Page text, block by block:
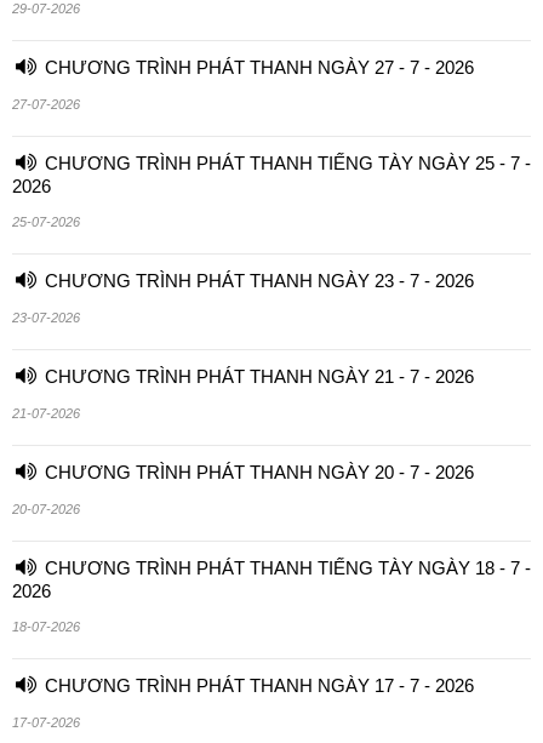
29-07-2026
CHƯƠNG TRÌNH PHÁT THANH NGÀY 27 - 7 - 2026
27-07-2026
CHƯƠNG TRÌNH PHÁT THANH TIẾNG TÀY NGÀY 25 - 7 -
2026
25-07-2026
CHƯƠNG TRÌNH PHÁT THANH NGÀY 23 - 7 - 2026
23-07-2026
CHƯƠNG TRÌNH PHÁT THANH NGÀY 21 - 7 - 2026
21-07-2026
CHƯƠNG TRÌNH PHÁT THANH NGÀY 20 - 7 - 2026
20-07-2026
CHƯƠNG TRÌNH PHÁT THANH TIẾNG TÀY NGÀY 18 - 7 -
2026
18-07-2026
CHƯƠNG TRÌNH PHÁT THANH NGÀY 17 - 7 - 2026
17-07-2026